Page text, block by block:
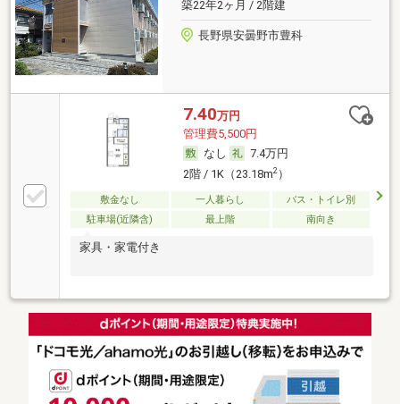
築22年2ヶ月 / 2階建
長野県安曇野市豊科
7.40万円
管理費5,500円
なし
7.4万円
2階 / 1K（23.18m2）
敷金なし 一人暮らし
バス・トイレ別
駐車場(近隣含)
最上階 南向き
家具・家電付き